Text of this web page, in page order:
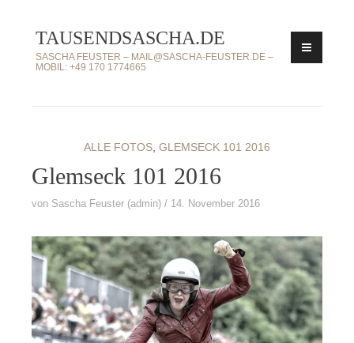
Inhalt
springen
TAUSENDSASCHA.DE
SASCHA FEUSTER – MAIL@SASCHA-FEUSTER.DE –
MOBIL: +49 170 1774665
ALLE FOTOS GLEMSECK 101 2016
Glemseck 101 2016
von Sascha Feuster (admin) 14. November 2016